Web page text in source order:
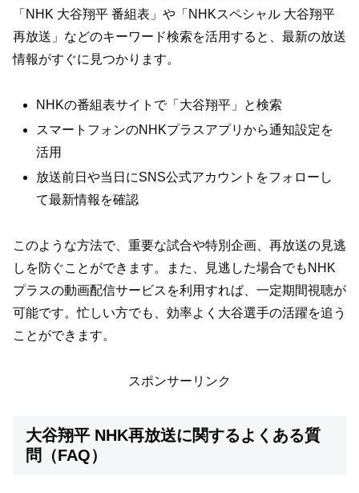
「NHK 大谷翔平 番組表」や「NHKスペシャル 大谷翔平
再放送」などのキーワード検索を活用すると、最新の放送
情報がすぐに見つかります。
NHKの番組表サイトで「大谷翔平」と検索
スマートフォンのNHKプラスアプリから通知設定を
活用
放送前日や当日にSNS公式アカウントをフォローし
て最新情報を確認
このような方法で、重要な試合や特別企画、再放送の見逃
しを防ぐことができます。また、見逃した場合でもNHK
プラスの動画配信サービスを利用すれば、一定期間視聴が
可能です。忙しい方でも、効率よく大谷選手の活躍を追う
ことができます。
スポンサーリンク
大谷翔平 NHK再放送に関するよくある質
問（FAQ）